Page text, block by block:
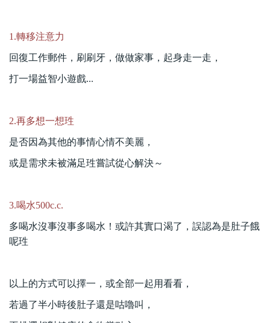
1.轉移注意力
回復工作郵件，刷刷牙，做做家事，起身走一走，
打一場益智小遊戲...
2.再多想一想珄
是否因為其他的事情心情不美麗，
或是需求未被滿足珄嘗試從心解決～
3.喝水500c.c.
多喝水沒事沒事多喝水！或許其實口渴了，誤認為是肚子餓
呢珄
以上的方式可以擇一，或全部一起用看看，
若過了半小時後肚子還是咕嚕叫，